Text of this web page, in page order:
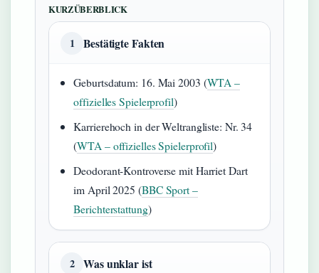
KURZÜBERBLICK
1 Bestätigte Fakten
Geburtsdatum: 16. Mai 2003 (WTA –
offizielles Spielerprofil)
Karrierehoch in der Weltrangliste: Nr. 34
(WTA – offizielles Spielerprofil)
Deodorant-Kontroverse mit Harriet Dart
im April 2025 (BBC Sport –
Berichterstattung)
2 Was unklar ist